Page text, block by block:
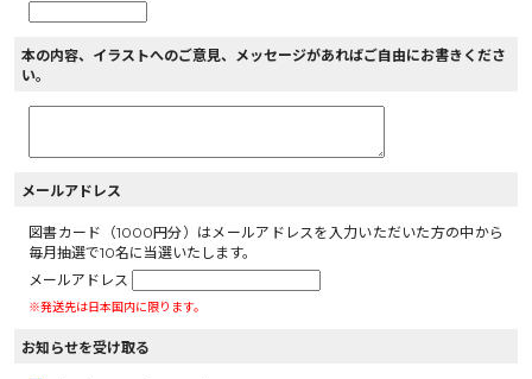
本の内容、イラストへのご意見、メッセージがあればご自由にお書きくださ
い。
メールアドレス
図書カード（1000円分）はメールアドレスを入力いただいた方の中から
毎月抽選で10名に当選いたします。
メールアドレス
※発送先は日本国内に限ります。
お知らせを受け取る